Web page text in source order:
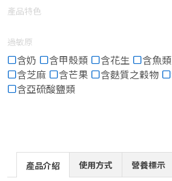
產品特色
過敏原
含奶 含甲殼類 含花生 含魚類
含芝麻
含芒果 含麩質之穀物
含亞硫酸鹽類
產品介紹 使用方式 營養標示